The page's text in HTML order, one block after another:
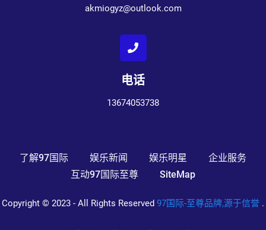
akmiogyz@outlook.com
电话
13674053738
了解97国际 娱乐新闻 娱乐明星
企业服务
互动97国际至尊
SiteMap
Copyright © 2023 - All Rights Reserved 97国际-至尊品牌,源于信誉 .